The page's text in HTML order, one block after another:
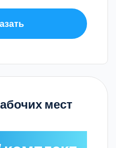
мест